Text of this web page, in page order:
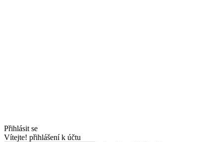
Přihlásit se
Vítejte! přihlášení k účtu